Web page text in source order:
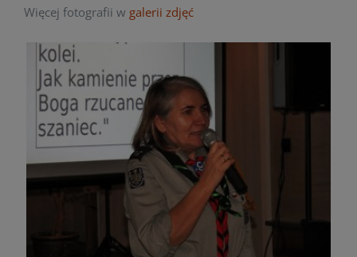
Więcej fotografii w galerii zdjęć